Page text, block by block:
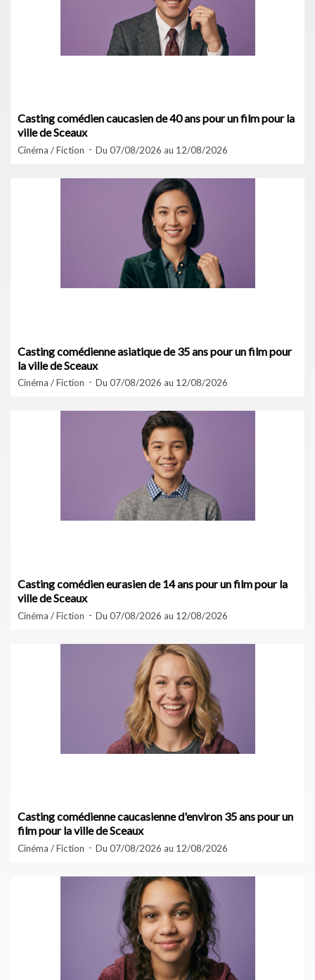
Casting comédien caucasien de 40 ans pour un film pour la
ville de Sceaux
Cinéma / Fiction Du 07/08/2026 au 12/08/2026
Casting comédienne asiatique de 35 ans pour un film pour
la ville de Sceaux
Cinéma / Fiction Du 07/08/2026 au 12/08/2026
Casting comédien eurasien de 14 ans pour un film pour la
ville de Sceaux
Cinéma / Fiction Du 07/08/2026 au 12/08/2026
Casting comédienne caucasienne d'environ 35 ans pour un
film pour la ville de Sceaux
Cinéma / Fiction Du 07/08/2026 au 12/08/2026